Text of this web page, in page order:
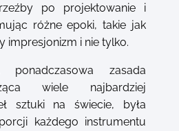
po projektowanie i
różne epoki, takie jak
impresjonizm i nie tylko.
ponadczasowa zasada
wiele najbardziej
sztuki na świecie, była
każdego instrumentu